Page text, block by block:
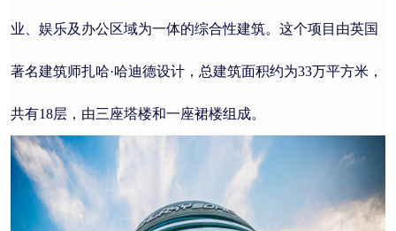
业、娱乐及办公区域为一体的综合性建筑。这个项目由英国
著名建筑师扎哈·哈迪德设计，总建筑面积约为33万平方米，
共有18层，由三座塔楼和一座裙楼组成。